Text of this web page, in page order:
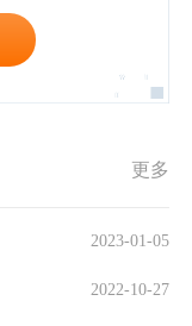
更多
2023-01-05
2022-10-27